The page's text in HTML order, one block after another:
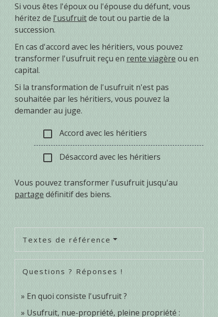
Si vous êtes l'époux ou l'épouse du défunt, vous
héritez de l'usufruitde tout ou partie de la
succession.
En cas d'accord avec les héritiers, vous pouvez
transformer l'usufruit reçu en rente viagère ou en
capital.
Si la transformation de l'usufruit n'est pas
souhaitée par les héritiers, vous pouvez la
demander au juge.
check_box_outline_blank Accord avec les héritiers
check_box_outline_blank Désaccord avec les héritiers
Vous pouvez transformer l'usufruit jusqu'au
partage définitif des biens.
Textes de référence
Questions ? Réponses !
En quoi consiste l'usufruit ?
Usufruit, nue-propriété, pleine propriété :